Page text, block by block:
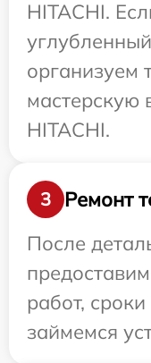
HITACHI.
организуем
мастерскую
HITACHI.
3
Ремонт
После
работ,
займемся